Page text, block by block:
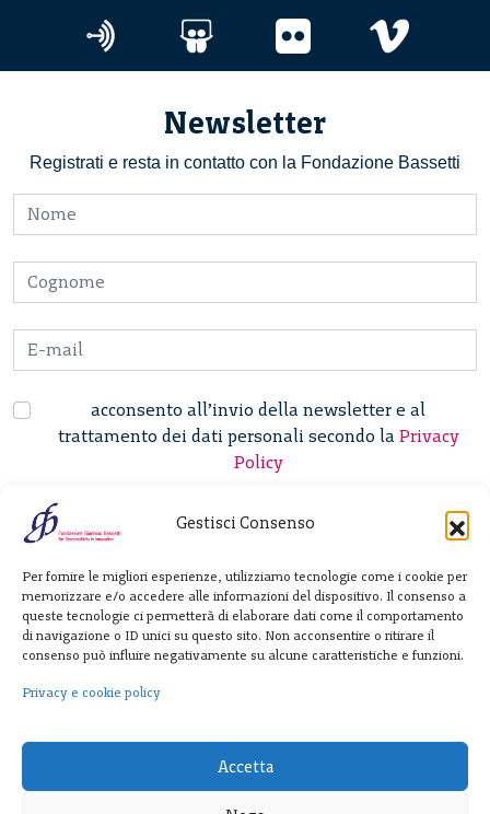
Gestisci Consenso
Per fornire le migliori esperienze, utilizziamo tecnologie come i cookie per
memorizzare e/o accedere alle informazioni del dispositivo. Il consenso a
queste tecnologie ci permetterà di elaborare dati come il comportamento
di navigazione o ID unici su questo sito. Non acconsentire o ritirare il
consenso può influire negativamente su alcune caratteristiche e funzioni.
Privacy e cookie policy
Accetta
Newsletter
Registrati e resta in contatto con la Fondazione Bassetti
acconsento all’invio della newsletter e al
trattamento dei dati personali secondo la Privacy
Policy
Giannino Bassetti ETS
Via Michele Barozzi 4
F. + 39 02 76392030
info@fondazionebassetti.org